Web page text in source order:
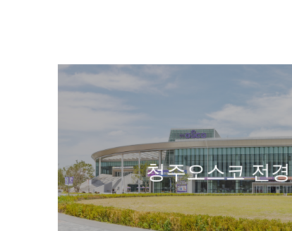
청주오스코 전경
소회의실